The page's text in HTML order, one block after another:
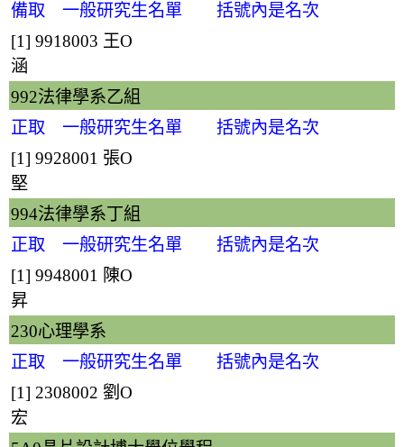
備取 一般研究生名單 括號內是名次
[1] 9918003 王O
涵
992法律學系乙組
正取 一般研究生名單 括號內是名次
[1] 9928001 張O
堅
994法律學系丁組
正取 一般研究生名單 括號內是名次
[1] 9948001 陳O
昇
230心理學系
正取 一般研究生名單 括號內是名次
[1] 2308002 劉O
宏